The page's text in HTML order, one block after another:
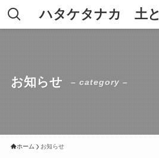
ハタケタナカ 土
お知らせ – category –
ホーム お知らせ